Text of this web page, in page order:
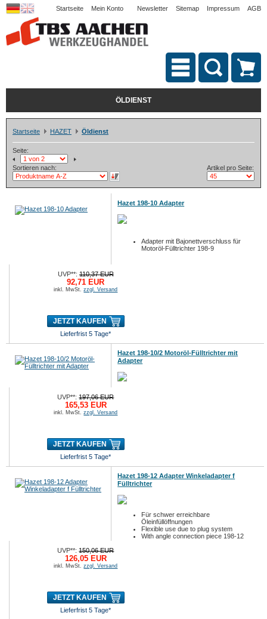
Startseite Mein Konto Newsletter Sitemap Impressum AGB
ÖLDIENST
Startseite HAZET Öldienst
Seite:
Sortieren nach: Artikel pro Seite:
Hazet 198-10 Adapter
Adapter mit Bajonettverschluss für
Motoröl-Fülltrichter 198-9
UVP**:110,37 EUR
92,71 EUR
inkl. MwSt.zzgl. Versand
JETZT KAUFEN
Lieferfrist 5 Tage*
Hazet 198-10/2 Motoröl-Fülltrichter mit
Adapter
UVP**:197,06 EUR
165,53 EUR
inkl. MwSt.zzgl. Versand
JETZT KAUFEN
Lieferfrist 5 Tage*
Hazet 198-12 Adapter Winkeladapter f
Fülltrichter
Für schwer erreichbare
Öleinfüllöffnungen
Flexible use due to plug system
With angle connection piece 198-12
UVP**:150,06 EUR
126,05 EUR
inkl. MwSt.zzgl. Versand
JETZT KAUFEN
Lieferfrist 5 Tage*